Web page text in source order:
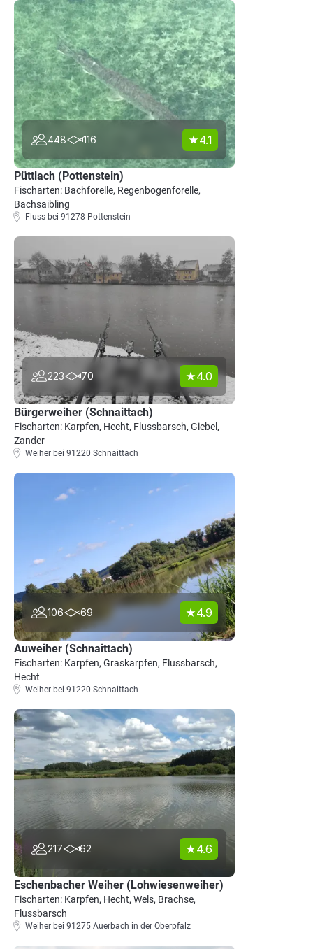
448 116 4.1
Püttlach (Pottenstein)
Fischarten: Bachforelle, Regenbogenforelle,
Bachsaibling
Fluss bei 91278 Pottenstein
223 70 4.0
Bürgerweiher (Schnaittach)
Fischarten: Karpfen, Hecht, Flussbarsch, Giebel,
Zander
Weiher bei 91220 Schnaittach
106 69 4.9
Auweiher (Schnaittach)
Fischarten: Karpfen, Graskarpfen, Flussbarsch,
Hecht
Weiher bei 91220 Schnaittach
217 62 4.6
Eschenbacher Weiher (Lohwiesenweiher)
Fischarten: Karpfen, Hecht, Wels, Brachse,
Flussbarsch
Weiher bei 91275 Auerbach in der Oberpfalz